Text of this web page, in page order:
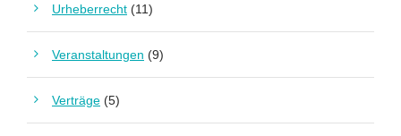
Urheberrecht (11)
Veranstaltungen (9)
Verträge (5)